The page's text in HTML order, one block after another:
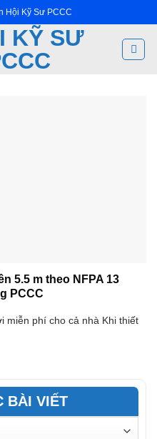
Hội Kỹ Sư PCCC
5.5 m theo NFPA 13
PCCC
miễn phí cho cả nhà Khi thiết
BÀI VIẾT